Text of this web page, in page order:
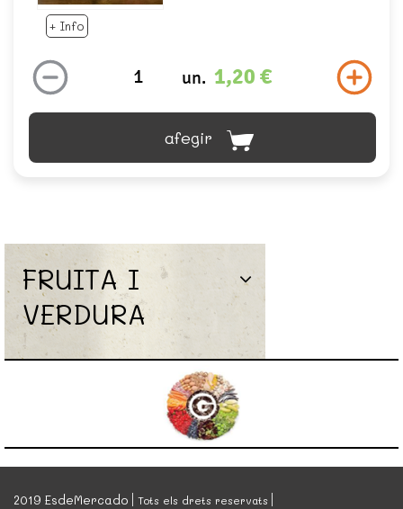
+ Info
un. 1,20 €
afegir
FRUITA I
VERDURA
2019 EsdeMercado
Tots els drets reservats